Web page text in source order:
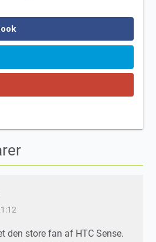
den store fan af HTC Sense.